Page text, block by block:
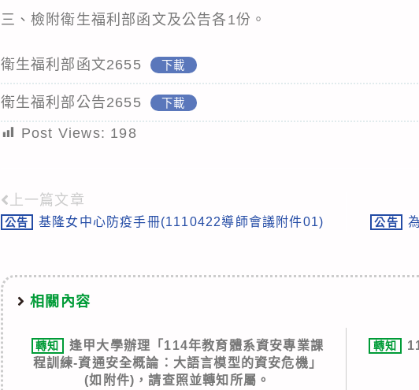
三、檢附衛生福利部函文及公告各1份。
衛生福利部函文2655 下載
衛生福利部公告2655 下載
Post Views: 198
Read
more
上一篇文章
公告 基隆女中心防疫手冊(1110422導師會議附件01) 公告
相關內容
轉知
逢甲大學辦理「114年教育體系資安專業課
程訓練-資通安全概論：大語言模型的資安危機」
(如附件)，請查照並轉知所屬。
轉知